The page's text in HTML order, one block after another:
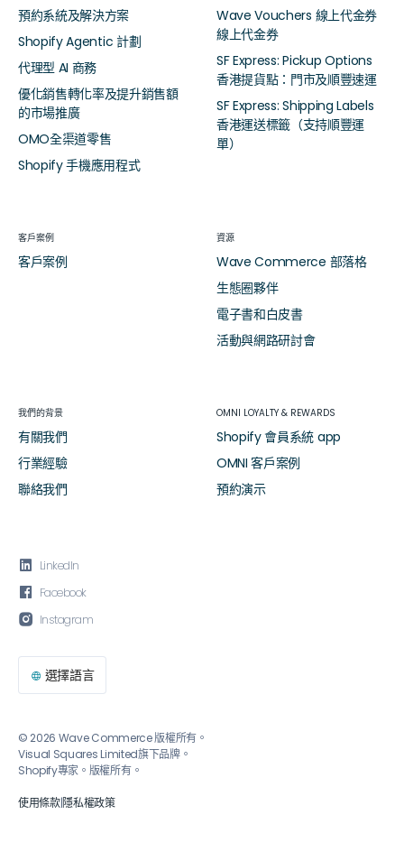
 LinkedIn
 Facebook
 Instagram
 選擇語言
© 2026 Wave Commerce 版權所有。
Visual Squares Limited旗下品牌。
Shopify專家。版權所有。
使用條款|隱私權政策
預約系統及解決方案
Shopify Agentic 計劃
代理型 AI 商務
優化銷售轉化率及提升銷售額
的市場推廣
OMO全渠道零售
Shopify 手機應用程式
Wave Vouchers 線上代金券
線上代金券
SF Express: Pickup Options
香港提貨點：門市及順豐速運
SF Express: Shipping Labels
香港運送標籤（支持順豐運
單）
客戶案例
客戶案例
資源
Wave Commerce 部落格
生態圈夥伴
電子書和白皮書
活動與網路研討會
我們的背景
有關我們
行業經驗
聯絡我們
OMNI LOYALTY & REWARDS
Shopify 會員系統 app
OMNI 客戶案例
預約演示